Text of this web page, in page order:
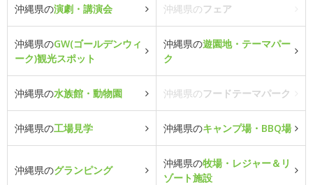
沖縄県の演劇・講演会 沖縄県のフェア
沖縄県のGW(ゴールデンウィ
ーク)観光スポット
沖縄県の遊園地・テーマパー
ク
沖縄県の水族館・動物園 沖縄県のフードテーマパーク
沖縄県の工場見学 沖縄県のキャンプ場・BBQ場
沖縄県のグランピング
沖縄県の牧場・レジャー＆リ
ゾート施設